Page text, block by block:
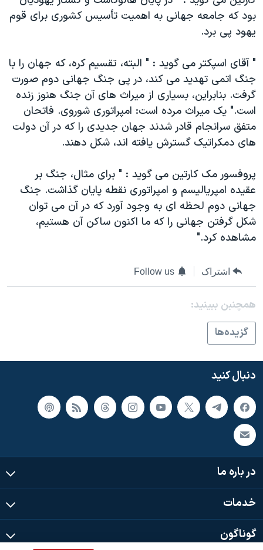
بود که جامعه جهانی به اهميت تأسيس کشوری برای قوم
يهود پی برد.
" آقای اسپکتر می گويد : " البته، تقسيم کره، که جهان را با
جنگ اتمی تهديد می کند، در پی جنگ جهانی دوم صورت
گرفت. بنابراين، بسياری از ميراث های آن جنگ هنوز زنده
است." يک ميراث مرده است: امپراتوری شوروی. فاتحان
متفق سرانجام قادر شدند جهان جديدی را که در آن دولت
های دمکراتيک گسترش يافته اند، شکل دهند.
پروفسور مک کارتين می گويد : " برای مثال، جنگ بر
عقيده امپرياليسم و امپراتوری نقطه پايان گذاشت. جنگ
جهانی دوم لحظه ای به وجود آورد که در آن می توان
شکل گرفتن جهانی را که ما اکنون ساکن آن هستيم،
مشاهده کرد."
اشتراک Follow us
همچنبن ببینید:
گزيده‌ها
دنبال کنید
در باره ما
خدمات
گوناگون